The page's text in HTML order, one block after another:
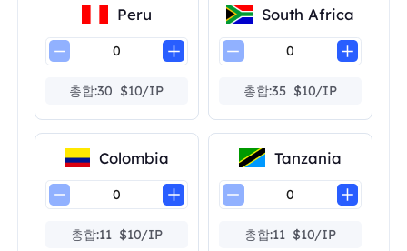
Peru
총합:30 $10/IP
South Africa
총합:35 $10/IP
Colombia
총합:11 $10/IP
Tanzania
총합:11 $10/IP